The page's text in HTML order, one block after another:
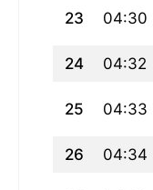
23 04:30
24 04:32
25 04:33
26 04:34